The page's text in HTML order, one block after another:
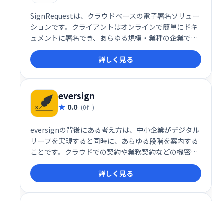
SignRequestは、クラウドベースの電子署名ソリュー
ションです。クライアントはオンラインで簡単にドキ
ュメントに署名でき、あらゆる規模・業種の企業で利
用可能です。紙の書類のやり取りが不要になり、業務
効率化とコスト削減に貢献します。迅速で安全な電子
署名で、スムーズなワークフローを実現しましょう。
詳しく見る
eversign
0.0 (0件)
eversignの背後にある考え方は、中小企業がデジタル
リープを実現すると同時に、あらゆる段階を案内する
ことです。クラウドでの契約や業務契約などの機密デ
ータの管理と処理に関して、多くの企業がheすること
を真に理解しているため、高度なセキュリティと監視
の行き届いた電子署名プラットフォームの構築に専念
しています。
詳しく見る